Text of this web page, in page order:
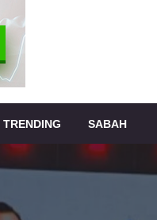
TRENDING SABAH